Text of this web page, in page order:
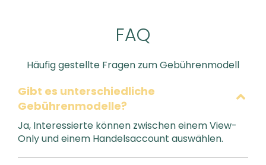
FAQ
Häufig gestellte Fragen zum Gebührenmodell
Gibt es unterschiedliche
Gebührenmodelle?
Ja, Interessierte können zwischen einem View-
Only und einem Handelsaccount auswählen.